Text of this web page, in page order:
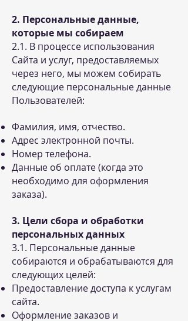
2. Персональные данные,
которые мы собираем
2.1. В процессе использования
Сайта и услуг, предоставляемых
через него, мы можем собирать
следующие персональные данные
Пользователей:
Фамилия, имя, отчество.
Адрес электронной почты.
Номер телефона.
Данные об оплате (когда это
необходимо для оформления
заказа).
3. Цели сбора и обработки
персональных данных
3.1. Персональные данные
собираются и обрабатываются для
следующих целей:
Предоставление доступа к услугам
сайта.
Оформление заказов и